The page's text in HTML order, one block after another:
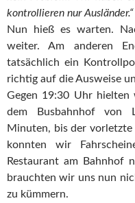
kontrollieren nur Ausländer.“
Nun hieß es warten.
weiter. Am anderen
tatsächlich ein
richtig auf die Ausweise
Gegen 19:30 Uhr
dem Busbahnhof von
Minuten, bis der
konnten wir
Restaurant am Bahnhof
brauchten wir uns nun
zu kümmern.